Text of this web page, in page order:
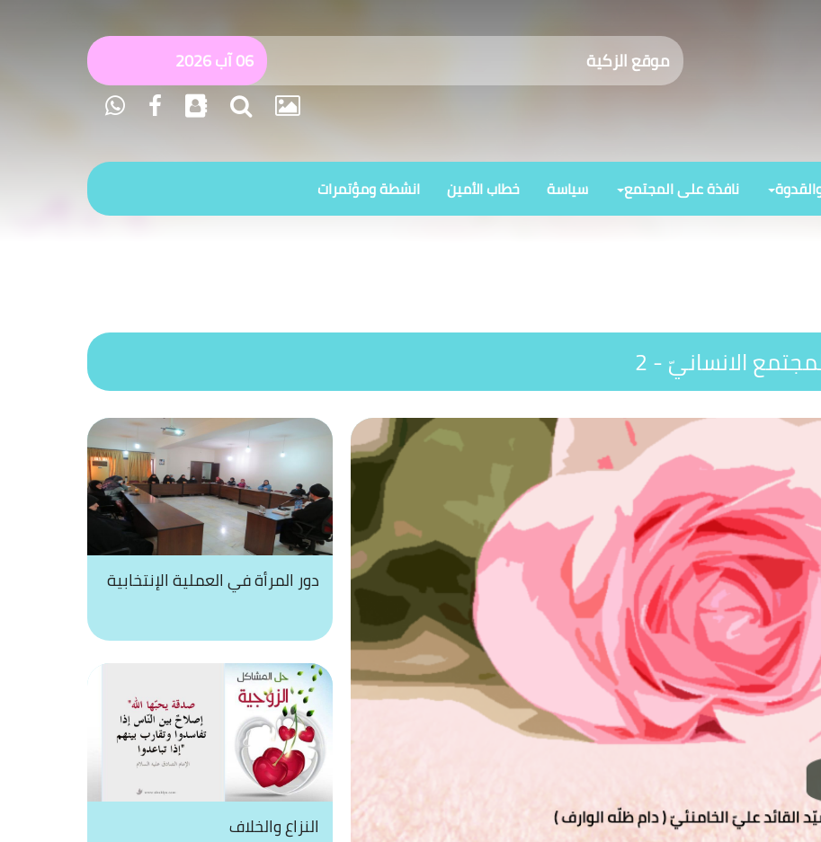
موقع الزكية 06 آب 2026
نافذة على المجتمع سياسة خطاب الأمين انشطة ومؤتمرات
الانسانيّ - 2
دور المرأة في العملية الإنتخابية
النزاع والخلاف